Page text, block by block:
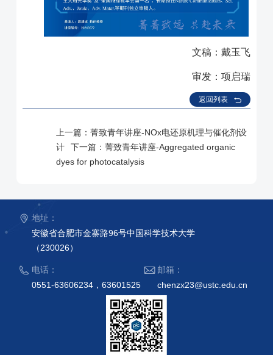
文稿：戴玉飞
审发：项启瑞
返回列表
上一篇： 菁致青年讲座-NOx电还原机理与催化剂设
计
下一篇： 菁致青年讲座-Aggregated organic
dyes for photocatalysis
地址：
安徽省合肥市金寨路96号中国科学技术大学
（230026）
电话：
0551-63606234，63601525
邮箱：
chenzx23@ustc.edu.cn